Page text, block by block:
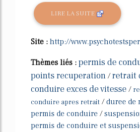
LIRE LA SUITE
Site : http://
Thèmes liés : permis de
points recuperation /retrait
conduire exces de vitesse /
conduire apres retrait /duree de
permis de conduire /
permis de conduire et